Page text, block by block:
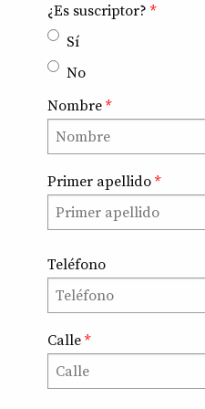
¿Es suscriptor? *
Sí
No
Nombre *
Primer apellido *
Teléfono
Calle *